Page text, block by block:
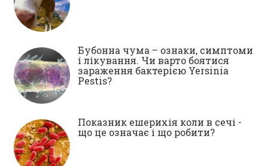
Бубонна чума – ознаки, симптоми
і лікування. Чи варто боятися
зараження бактерією Yersinia
Pestis?
Показник ешерихія коли в сечі -
що це означає і що робити?